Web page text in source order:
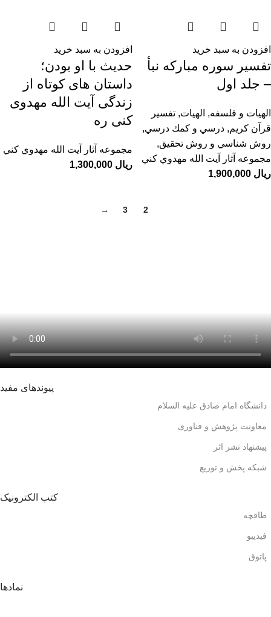
افزودن به سبد خرید
تفسیر سوره مبارکه نبأ
– جلد اول
الهیات و فلسفه, الهيات, تفسیر
قرآن کریم, درسي و كمك درسي,
روش شناسي و روش تحقيق,
مجموعه آثار آيت الله مهدوي كني
ریال
افزودن به سبد خرید
حدیث با او بودن؛
داستان های کوتاه از
زندگی آیت الله مهدوی
کنی ره
مجموعه آثار آيت الله مهدوي كني
ریال
2
3
→
پیوندهای مفید
دانشگاه امام صادق علیه السلام
معاونت پژوهش و فناوری
پیشنهاد نشر اثر
شبکه پخش و توزیع
کتب الکترونیک
طاقچه
فیدیبو
پاتوق
نمادها